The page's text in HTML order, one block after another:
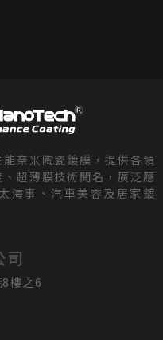
奈米陶瓷鍍膜，提供各領
超薄膜技術聞名，廣泛應
海事、汽車美容及居家鍍
司
樓之6